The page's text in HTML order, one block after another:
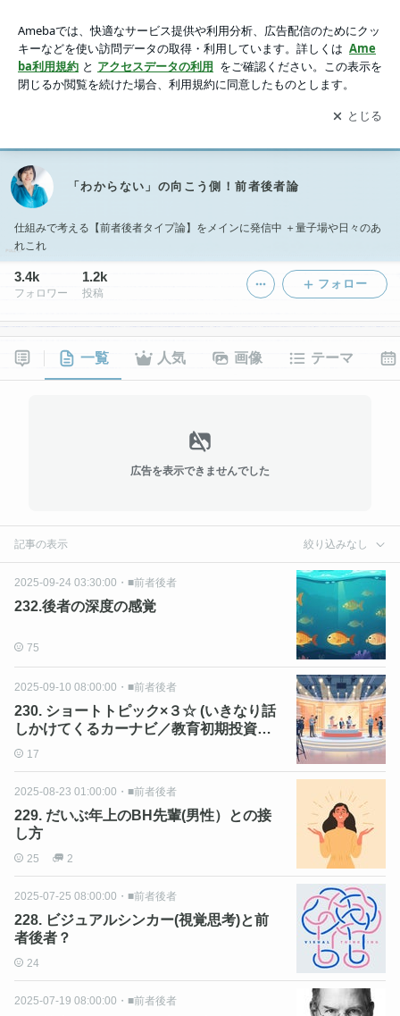
アプリをダウンロードして ブログの更新通知
を受け取りまし
ょう。
開く
「わからない」の向こう側！前者後者論
仕組みで考える【前者後者タイプ論】をメインに発信中 ＋量子場や日々のあ
れこれ
3.4k
フォロワー
1.2k
投稿
フォロー
一覧 人気 画像 テーマ
広告を表示できませんでした
記事の表示 絞り込みなし
2025-09-24 03:30:00 ・ ■前者後者
232.後者の深度の感覚
75
2025-09-10 08:00:00 ・ ■前者後者
230. ショートトピック×３☆ (いきなり話
しかけてくるカーナビ／教育初期投資／
５カメはOK）
17
2025-08-23 01:00:00 ・ ■前者後者
229. だいぶ年上のBH先輩(男性）との接
し方
25 2
2025-07-25 08:00:00 ・ ■前者後者
228. ビジュアルシンカー(視覚思考)と前
者後者？
24
2025-07-19 08:00:00 ・ ■前者後者